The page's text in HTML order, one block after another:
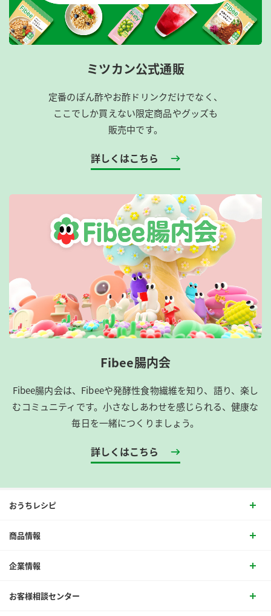
ミツカン公式通販
定番のぽん酢やお酢ドリンクだけでなく、
ここでしか買えない限定商品やグッズも
販売中です。
詳しくはこちら
Fibee腸内会
Fibee腸内会は、​Fibeeや発酵性食物繊維を知り、語り、楽し
むコミュニティです。​小さなしあわせを感じられる、健康な
毎日を一緒につくりましょう。
詳しくはこちら
おうちレシピ
商品情報
企業情報
お客様相談センター